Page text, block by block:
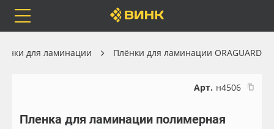
Каталог
Весь каталог
для ламинации Плёнки для ламинации ORAGUARD
Арт. н4506
Пленка для ламинации полимерная